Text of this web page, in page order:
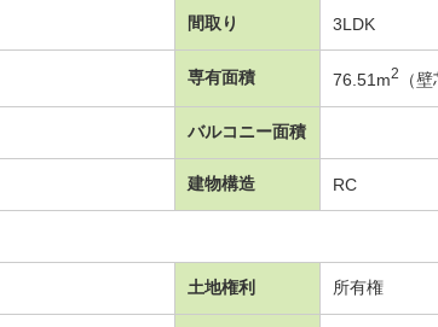
間取り 3LDK
専有面積 76.51m2 （
バルコニー面積
建物構造 RC
土地権利 所有権